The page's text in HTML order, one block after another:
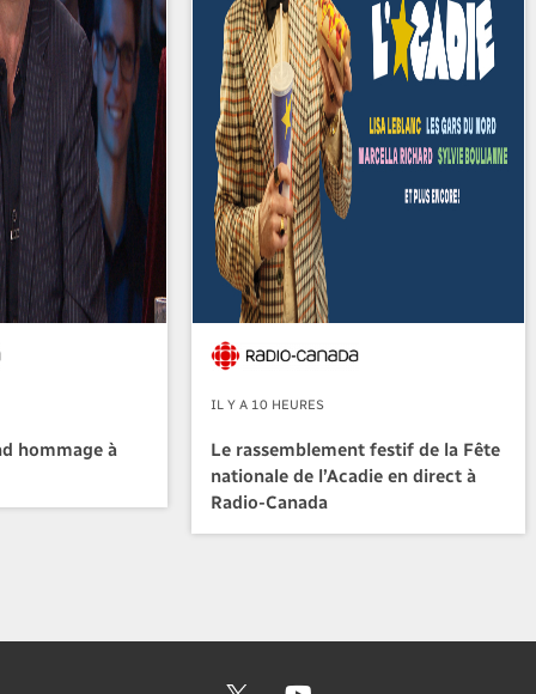
hommage à
IL Y A 10 HEURES
Le rassemblement festif de la Fête
nationale de l’Acadie en direct à
Radio-Canada